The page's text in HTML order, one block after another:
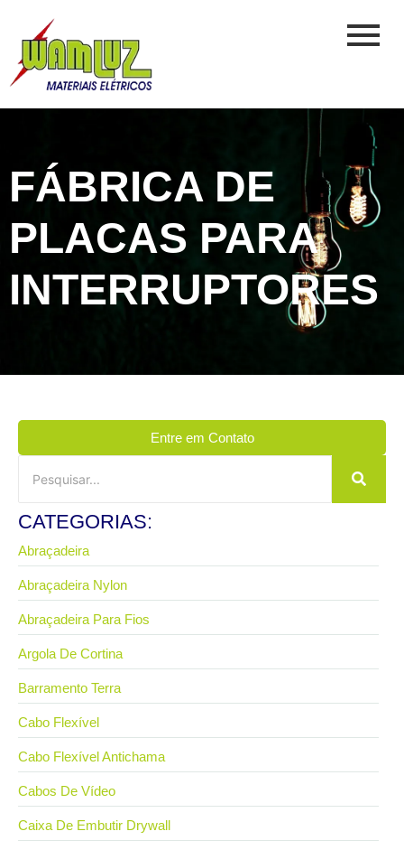
FÁBRICA DE
PLACAS PARA
INTERRUPTORES
Entre em Contato
CATEGORIAS:
Abraçadeira
Abraçadeira Nylon
Abraçadeira Para Fios
Argola De Cortina
Barramento Terra
Cabo Flexível
Cabo Flexível Antichama
Cabos De Vídeo
Caixa De Embutir Drywall